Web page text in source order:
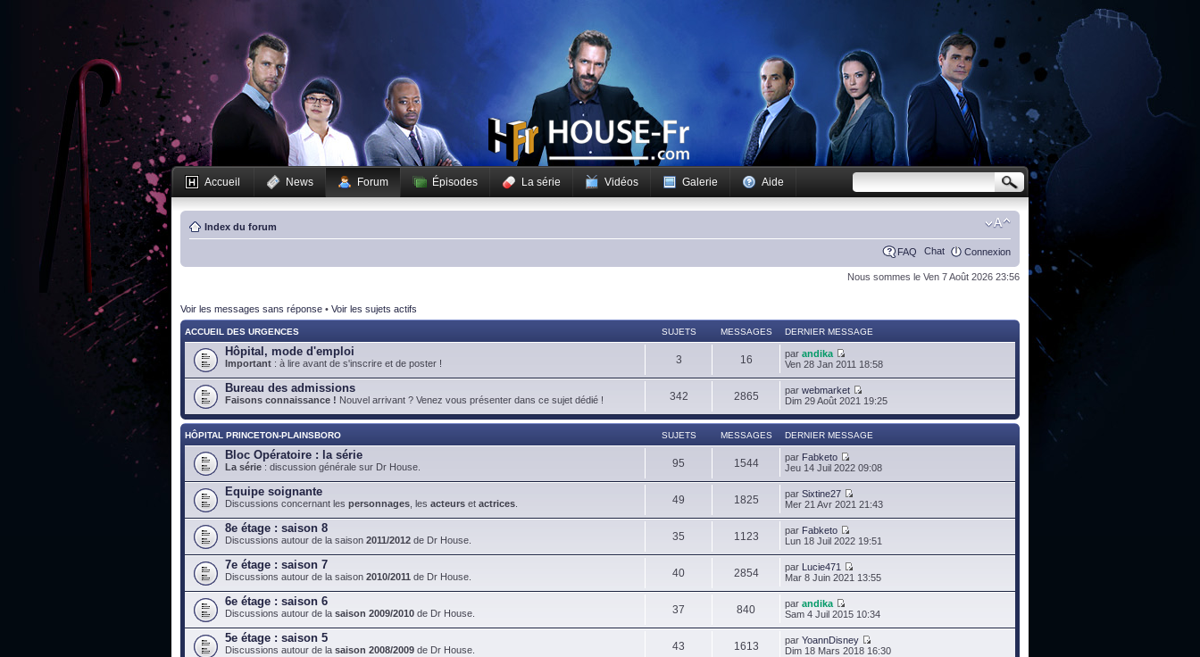
Accueil News Forum Épisodes La série Vidéos Galerie Aide
Index du forum
FAQ Chat Connexion
Nous sommes le Ven 7 Août 2026 23:56
Voir les messages sans réponse • Voir les sujets actifs
ACCUEIL DES URGENCES SUJETS MESSAGES DERNIER MESSAGE
Hôpital, mode d'emploi
Important : à lire avant de s'inscrire et de poster ! 3 16 par andika
Ven 28 Jan 2011 18:58
Bureau des admissions
Faisons connaissance ! Nouvel arrivant ? Venez vous présenter dans ce sujet dédié ! 342 2865 par webmarket
Dim 29 Août 2021 19:25
HÔPITAL PRINCETON-PLAINSBORO SUJETS MESSAGES DERNIER MESSAGE
Bloc Opératoire : la série
La série : discussion générale sur Dr House. 95 1544 par Fabketo
Jeu 14 Juil 2022 09:08
Equipe soignante
Discussions concernant les personnages , les acteurs et actrices 49 1825 par Sixtine27
Mer 21 Avr 2021 21:43
8e étage : saison 8
Discussions autour de la saison 2011/2012 de Dr House. 35 1123 par Fabketo
Lun 18 Juil 2022 19:51
7e étage : saison 7
Discussions autour de la saison 2010/2011 de Dr House. 40 2854 par Lucie471
Mar 8 Juin 2021 13:55
6e étage : saison 6
Discussions autour de la saison 2009/2010 de Dr House. 37 840 par andika
Sam 4 Juil 2015 10:34
5e étage : saison 5
Discussions autour de la saison 2008/2009 de Dr House. 43 1613 par YoannDisney
Dim 18 Mars 2018 16:30